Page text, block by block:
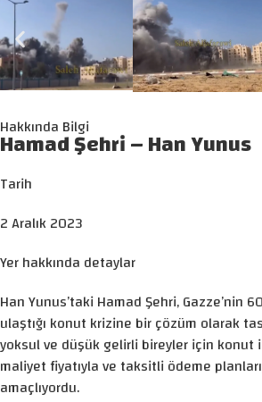
Hakkında Bilgi
Hamad Şehri – Han Yunus
Tarih
2 Aralık 2023
Yer hakkında detaylar
Han Yunus’taki Hamad Şehri, Gazze’nin
ulaştığı konut krizine bir çözüm olarak
yoksul ve düşük gelirli bireyler için konut
maliyet fiyatıyla ve taksitli ödeme
amaçlıyordu.